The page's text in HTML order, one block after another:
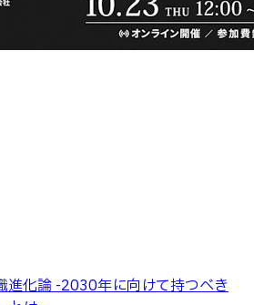
進化論 -2030年に向けて持つべき